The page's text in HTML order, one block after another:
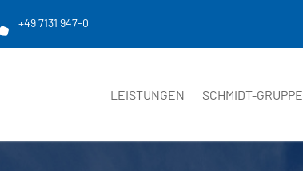
+49 7131 947-0
LEISTUNGEN SCHMIDT-GRUPPE